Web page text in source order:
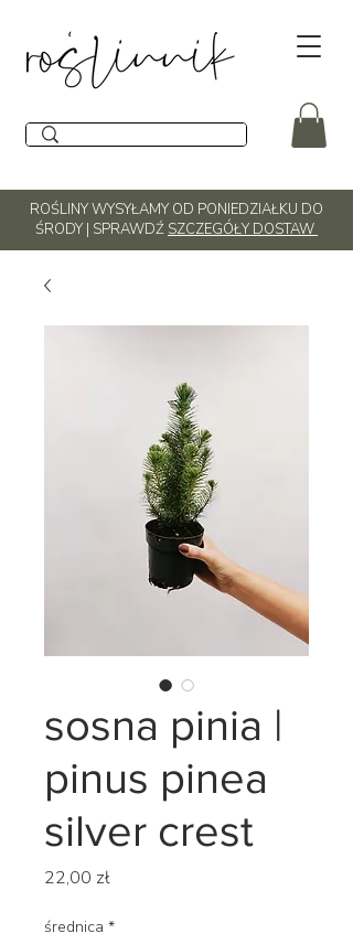
ROŚLINY WYSYŁAMY OD PONIEDZIAŁKU DO
ŚRODY | SPRAWDŹ SZCZEGÓŁY DOSTAW
sosna pinia |
pinus pinea
silver crest
22,00 złCena
średnica *